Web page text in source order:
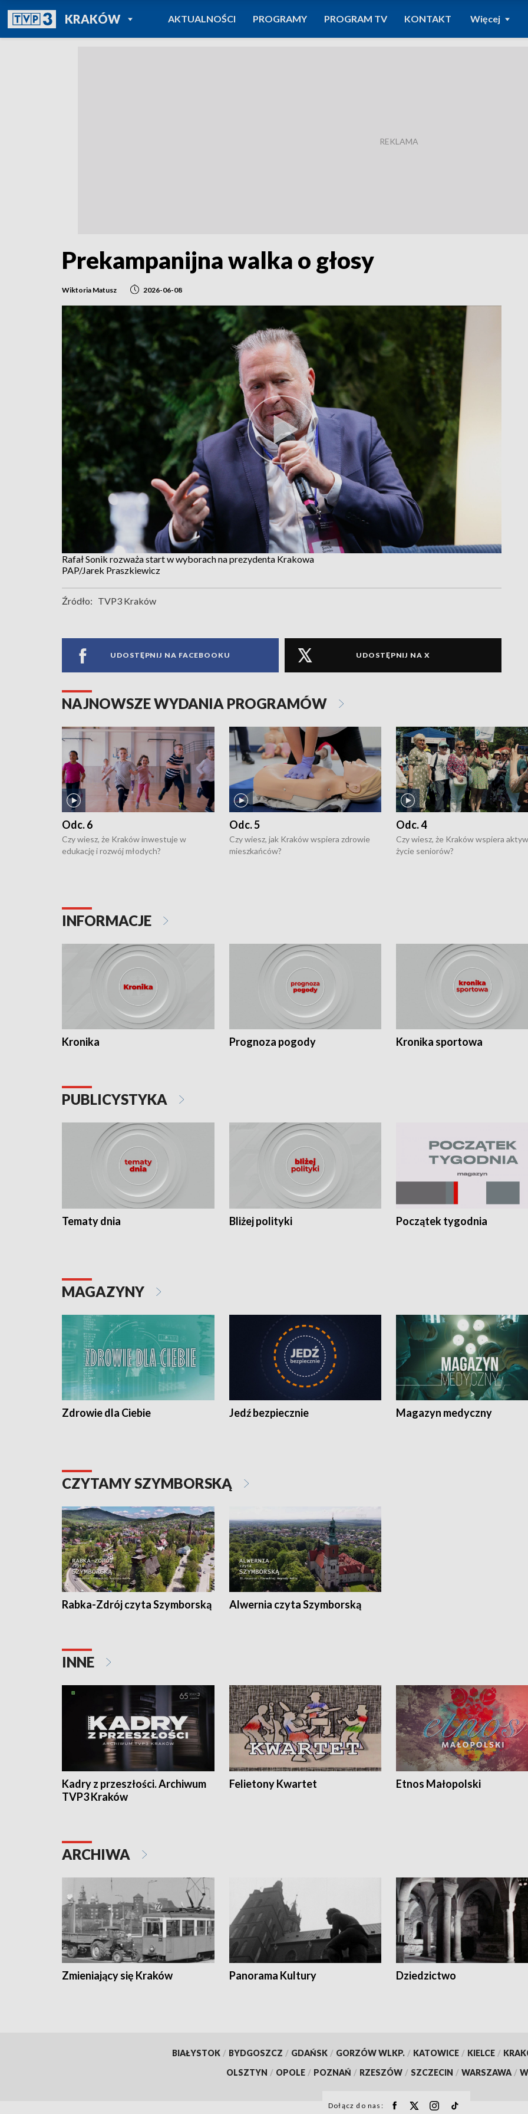
KRAKÓWPOWRÓT DO
TVP REGIONY
AKTUALNOŚCI PROGRAMY PROGRAM TV KONTAKT Więcej
Prekampanijna walka o głosy
Wiktoria Matusz 2026-06-08
Rafał Sonik rozważa start w wyborach na prezydenta Krakowa
PAP/Jarek Praszkiewicz
Źródło: TVP3 Kraków
UDOSTĘPNIJ NA FACEBOOKU UDOSTĘPNIJ NA X
NAJNOWSZE WYDANIA PROGRAMÓW
Odc. 6
Czy wiesz, że Kraków inwestuje w
edukację i rozwój młodych?
Odc. 5
Czy wiesz, jak Kraków wspiera zdrowie
mieszkańców?
Odc. 4
Czy wiesz, że Kraków wspiera
życie seniorów?
INFORMACJE
Kronika Prognoza pogody Kronika sportowa
PUBLICYSTYKA
Tematy dnia Bliżej polityki Początek tygodnia
MAGAZYNY
Zdrowie dla Ciebie Jedź bezpiecznie Magazyn medyczny
CZYTAMY SZYMBORSKĄ
Rabka-Zdrój czyta Szymborską Alwernia czyta Szymborską
INNE
Kadry z przeszłości. Archiwum
TVP3 Kraków
Felietony Kwartet Etnos Małopolski
ARCHIWA
Zmieniający się Kraków Panorama Kultury Dziedzictwo
BIAŁYSTOK / BYDGOSZCZ / GDAŃSK / GORZÓW WLKP. / KATOWICE / KIELCE /
OLSZTYN / OPOLE / POZNAŃ / RZESZÓW / SZCZECIN / WARSZAWA /
Dołącz do nas: